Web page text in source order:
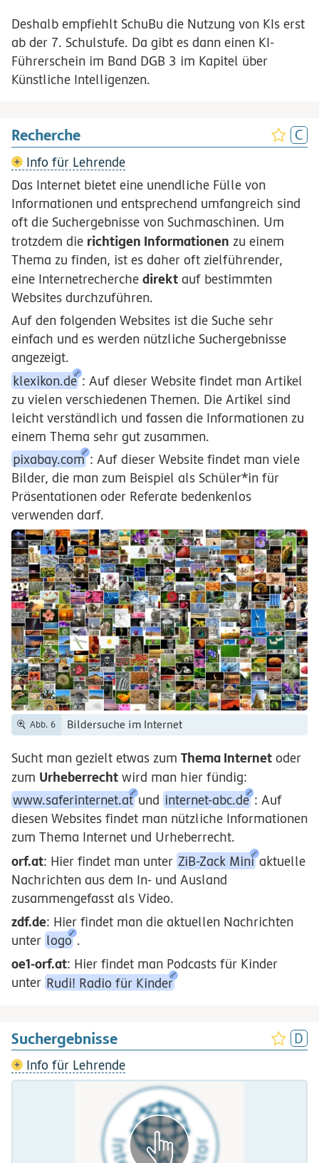
Deshalb empfiehlt SchuBu die Nutzung von KIs erst
ab der 7. Schulstufe. Da gibt es dann einen KI-
Führerschein im Band DGB 3 im Kapitel über
Künstliche Intelligenzen.
Recherche
Info für Lehrende
Das Internet bietet eine unendliche Fülle von
Informationen und entsprechend umfangreich sind
oft die Suchergebnisse von Suchmaschinen. Um
trotzdem die richtigen Informationen zu einem
Thema zu finden, ist es daher oft zielführender,
eine Internetrecherche direkt auf bestimmten
Websites durchzuführen.
Auf den folgenden Websites ist die Suche sehr
einfach und es werden nützliche Suchergebnisse
angezeigt.
klexikon.de : Auf dieser Website findet man Artikel
zu vielen verschiedenen Themen. Die Artikel sind
leicht verständlich und fassen die Informationen zu
einem Thema sehr gut zusammen.
pixabay.com : Auf dieser Website findet man viele
Bilder, die man zum Beispiel als Schüler*in für
Präsentationen oder Referate bedenkenlos
verwenden darf.
Abb. 6 Bildersuche im Internet
Sucht man gezielt etwas zum Thema Internet oder
zum Urheberrecht wird man hier fündig:
www.saferinternet.at und internet-abc.de : Auf
diesen Websites findet man nützliche Informationen
zum Thema Internet und Urheberrecht.
orf.at: Hier findet man unter ZiB-Zack Mini aktuelle
Nachrichten aus dem In- und Ausland
zusammengefasst als Video.
zdf.de: Hier findet man die aktuellen Nachrichten
unter logo .
oe1-orf.at: Hier findet man Podcasts für Kinder
unter Rudi! Radio für Kinder
Suchergebnisse
Info für Lehrende